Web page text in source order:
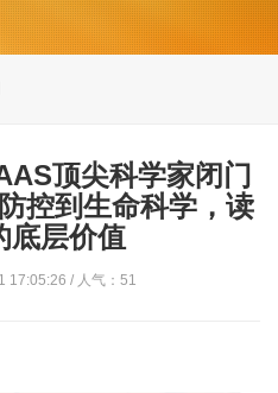
顶尖科学家闭门
控到生命科学，读
底层价值
17:05:26 / 人气：51